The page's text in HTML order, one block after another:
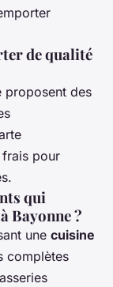
de qualité
proposent des
pour
qui
Bayonne ?
une cuisine
complètes